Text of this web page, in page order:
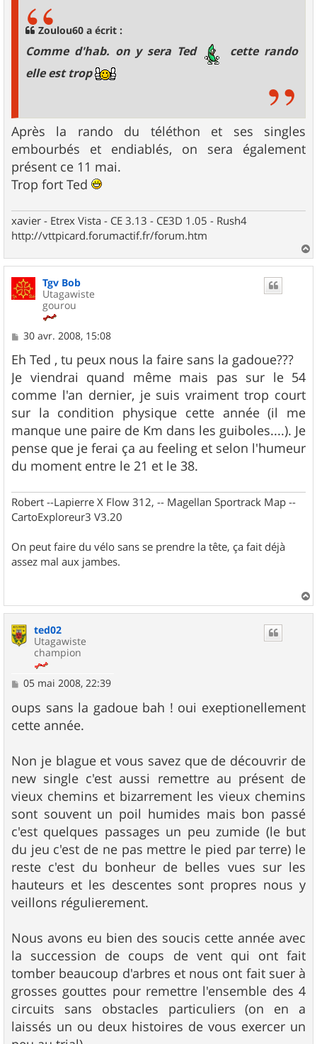
Zoulou60 a écrit :
Comme d'hab. on y sera Ted
cette rando
elle est trop
Après la rando du téléthon et ses singles
embourbés et endiablés, on sera également
présent ce 11 mai.
Trop fort Ted
xavier - Etrex Vista - CE 3.13 - CE3D 1.05 - Rush4
http://vttpicard.forumactif.fr/forum.htm
a
Tgv Bob
Utagawiste
gourou
M
s
s
a
g
e
30 avr. 2008, 15:08
Eh Ted , tu peux nous la faire sans la gadoue???
Je viendrai quand même mais pas sur le 54
comme l'an dernier, je suis vraiment trop court
sur la condition physique cette année (il me
manque une paire de Km dans les guiboles....). Je
pense que je ferai ça au feeling et selon l'humeur
du moment entre le 21 et le 38.
Robert --Lapierre X Flow 312, -- Magellan Sportrack Map --
CartoExploreur3 V3.20
On peut faire du vélo sans se prendre la tête, ça fait déjà
assez mal aux jambes.
a
ted02
Utagawiste
champion
M
s
s
a
05 mai 2008, 22:39
oups sans la gadoue bah ! oui exeptionellement
cette année.
Non je blague et vous savez que de découvrir de
new single c'est aussi remettre au présent de
vieux chemins et bizarrement les vieux chemins
sont souvent un poil humides mais bon passé
c'est quelques passages un peu zumide (le but
du jeu c'est de ne pas mettre le pied par terre) le
reste c'est du bonheur de belles vues sur les
hauteurs et les descentes sont propres nous y
veillons régulierement.
Nous avons eu bien des soucis cette année avec
la succession de coups de vent qui ont fait
tomber beaucoup d'arbres et nous ont fait suer à
grosses gouttes pour remettre l'ensemble des 4
circuits sans obstacles particuliers (on en a
laissés un ou deux histoires de vous exercer un